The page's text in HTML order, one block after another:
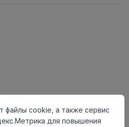
файлы cookie, а также сервис
для повышения